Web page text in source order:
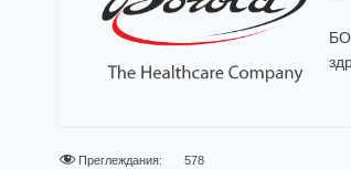
Преглеждания: 578